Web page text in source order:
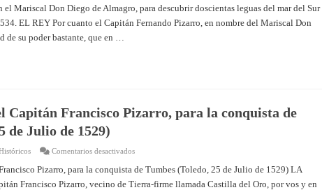
con
Diego
de
el
21
de
1534)
Mariscal Don Diego de Almagro, para descubrir doscientas leguas del mar del Sur
EL REY Por cuanto el Capitán Fernando Pizarro, en nombre del Mariscal Don
su poder bastante, que en …
Capitán Francisco Pizarro, para la conquista de
de Julio de 1529)
Comentarios desactivadosen
con
el
Capitán
Pizarro, para la conquista de Tumbes (Toledo, 25 de Julio de 1529) LA
Francisco Pizarro, vecino de Tierra-firme llamada Castilla del Oro, por vos y en